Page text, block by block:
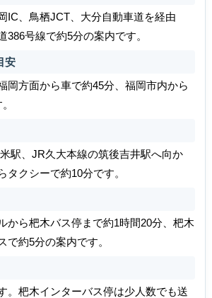
IC、鳥栖JCT、大分自動車道を経由
386号線で約5分の案内です。
安
岡方面から車で約45分、福岡市内から
駅、JR久大本線の筑後吉井駅へ向か
タクシーで約10分です。
から杷木バス停まで約1時間20分、杷木
で約5分の案内です。
。杷木インターバス停は少人数でも送